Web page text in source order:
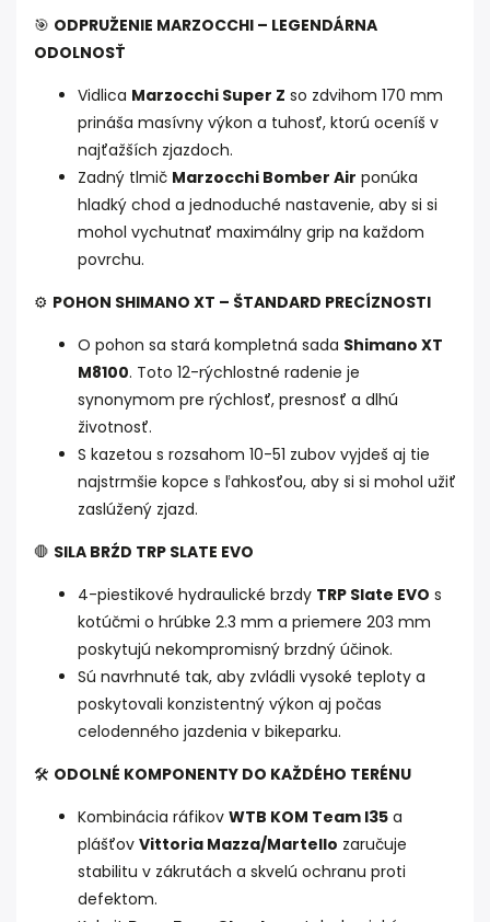
🎯 ODPRUŽENIE MARZOCCHI – LEGENDÁRNA
ODOLNOSŤ
Vidlica Marzocchi Super Z so zdvihom 170 mm
prináša masívny výkon a tuhosť, ktorú oceníš v
najťažších zjazdoch.
Zadný tlmič Marzocchi Bomber Air ponúka
hladký chod a jednoduché nastavenie, aby si si
mohol vychutnať maximálny grip na každom
povrchu.
⚙️ POHON SHIMANO XT – ŠTANDARD PRECÍZNOSTI
O pohon sa stará kompletná sada Shimano XT
M8100. Toto 12-rýchlostné radenie je
synonymom pre rýchlosť, presnosť a dlhú
životnosť.
S kazetou s rozsahom 10-51 zubov vyjdeš aj tie
najstrmšie kopce s ľahkosťou, aby si si mohol užiť
zaslúžený zjazd.
🛑 SILA BRŹD TRP SLATE EVO
4-piestikové hydraulické brzdy TRP Slate EVO s
kotúčmi o hrúbke 2.3 mm a priemere 203 mm
poskytujú nekompromisný brzdný účinok.
Sú navrhnuté tak, aby zvládli vysoké teploty a
poskytovali konzistentný výkon aj počas
celodenného jazdenia v bikeparku.
🛠️ ODOLNÉ KOMPONENTY DO KAŽDÉHO TERÉNU
Kombinácia ráfikov WTB KOM Team I35 a
plášťov Vittoria Mazza/Martello zaručuje
stabilitu v zákrutách a skvelú ochranu proti
defektom.